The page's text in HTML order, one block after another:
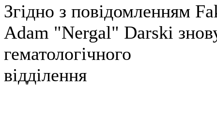
Згідно з повідомленням
Adam "Nergal" Darski
гематологічного
відділення